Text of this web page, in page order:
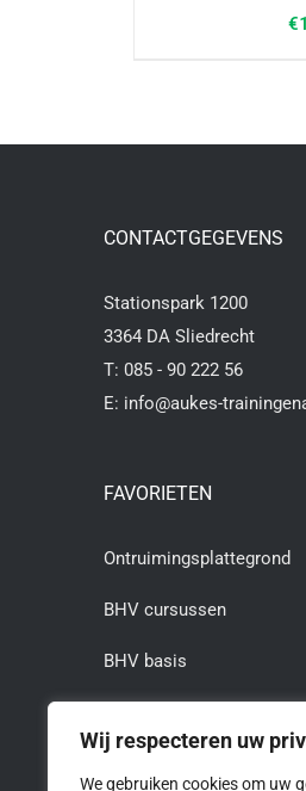
Wij respecteren uw
We gebruiken cookies om uw
€
CONTACTGEGEVENS
Stationspark 1200
3364 DA Sliedrecht
T: 085 - 90 222 56
E: info@aukes-
FAVORIETEN
Ontruimingsplattegrond
BHV cursussen
BHV basis